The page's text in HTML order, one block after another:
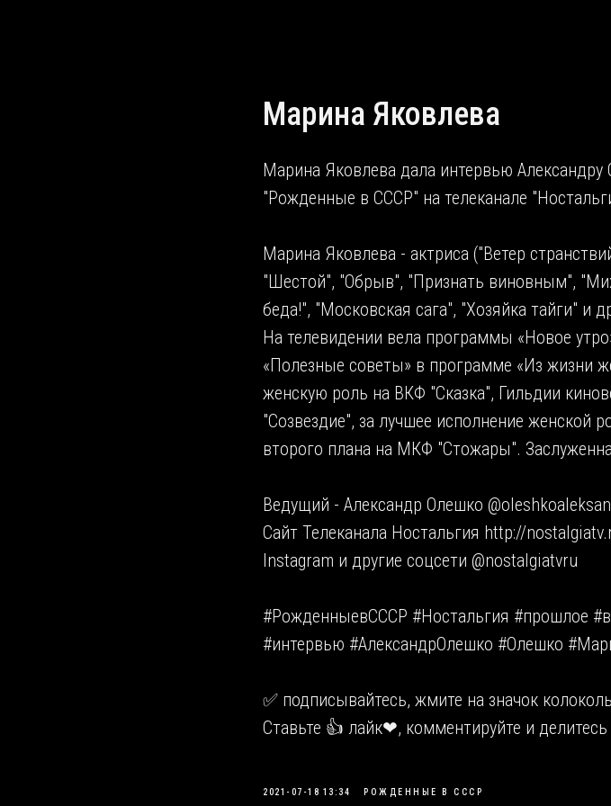
Марина Яковлева
Марина Яковлева дала интервью
"Рожденные в СССР" на телеканале
Марина Яковлева - актриса ("Ветер
"Шестой", "Обрыв", "Признать виновным",
беда!", "Московская сага", "Хозяйка тайги" и
На телевидении вела программы «Новое
«Полезные советы» в программе «Из жизни
женскую роль на ВКФ "Сказка", Гильдии
"Созвездие", за лучшее исполнение женской
второго плана на МКФ "Стожары".
Ведущий - Александр Олешко
Сайт Телеканала Ностальгия http://
Instagram и другие соцсети @nostalgiatvru
#РожденныевСССР #Ностальгия #прошлое
#интервью #АлександрОлешко #Олешко
✅ подписывайтесь, жмите на значок
Ставьте 👍 лайк❤, комментируйте и
2021-07-18 13:34 РОЖДЕННЫЕ В СССР